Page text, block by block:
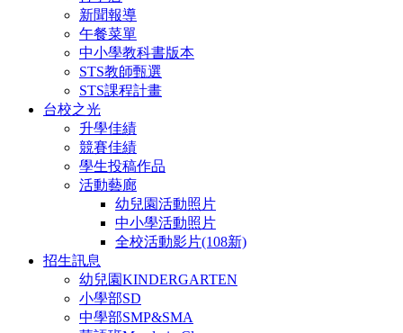
新聞報導
午餐菜單
中小學教科書版本
STS教師甄選
STS課程計畫
台校之光
升學佳績
競賽佳績
學生投稿作品
活動藝廊
幼兒園活動照片
中小學活動照片
全校活動影片(108新)
招生訊息
幼兒園KINDERGARTEN
小學部SD
中學部SMP&SMA